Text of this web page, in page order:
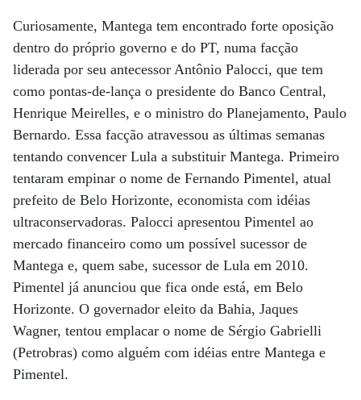
Curiosamente, Mantega tem encontrado forte oposição
dentro do próprio governo e do PT, numa facção
liderada por seu antecessor Antônio Palocci, que tem
como pontas-de-lança o presidente do Banco Central,
Henrique Meirelles, e o ministro do Planejamento, Paulo
Bernardo. Essa facção atravessou as últimas semanas
tentando convencer Lula a substituir Mantega. Primeiro
tentaram empinar o nome de Fernando Pimentel, atual
prefeito de Belo Horizonte, economista com idéias
ultraconservadoras. Palocci apresentou Pimentel ao
mercado financeiro como um possível sucessor de
Mantega e, quem sabe, sucessor de Lula em 2010.
Pimentel já anunciou que fica onde está, em Belo
Horizonte. O governador eleito da Bahia, Jaques
Wagner, tentou emplacar o nome de Sérgio Gabrielli
(Petrobras) como alguém com idéias entre Mantega e
Pimentel.